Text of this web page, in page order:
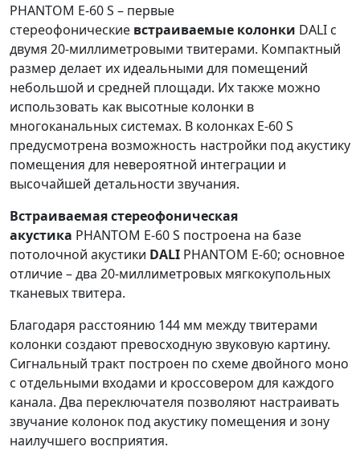
PHANTOM E-60 S – первые
стереофонические встраиваемые колонки DALI с
двумя 20-миллиметровыми твитерами. Компактный
размер делает их идеальными для помещений
небольшой и средней площади. Их также можно
использовать как высотные колонки в
многоканальных системах. В колонках E-60 S
предусмотрена возможность настройки под акустику
помещения для невероятной интеграции и
высочайшей детальности звучания.
Встраиваемая стереофоническая
акустика PHANTOM E-60 S построена на базе
потолочной акустики DALI PHANTOM E-60; основное
отличие – два 20-миллиметровых мягкокупольных
тканевых твитера.
Благодаря расстоянию 144 мм между твитерами
колонки создают превосходную звуковую картину.
Сигнальный тракт построен по схеме двойного моно
с отдельными входами и кроссовером для каждого
канала. Два переключателя позволяют настраивать
звучание колонок под акустику помещения и зону
наилучшего восприятия.